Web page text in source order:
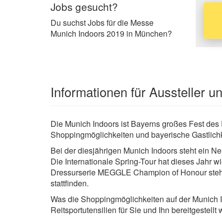
Jobs gesucht?
Du suchst Jobs für die Messe
Munich Indoors 2019 in München?
Informationen für Aussteller
Die Munich Indoors ist Bayerns großes Fest
Shoppingmöglichkeiten und bayerische
Bei der diesjährigen Munich Indoors steht ein
Die Internationale Spring-Tour hat dieses Jahr
Dressurserie MEGGLE Champion of Honour
stattfinden.
Was die Shoppingmöglichkeiten auf der
Reitsportutensilien für Sie und Ihn bereitgestellt